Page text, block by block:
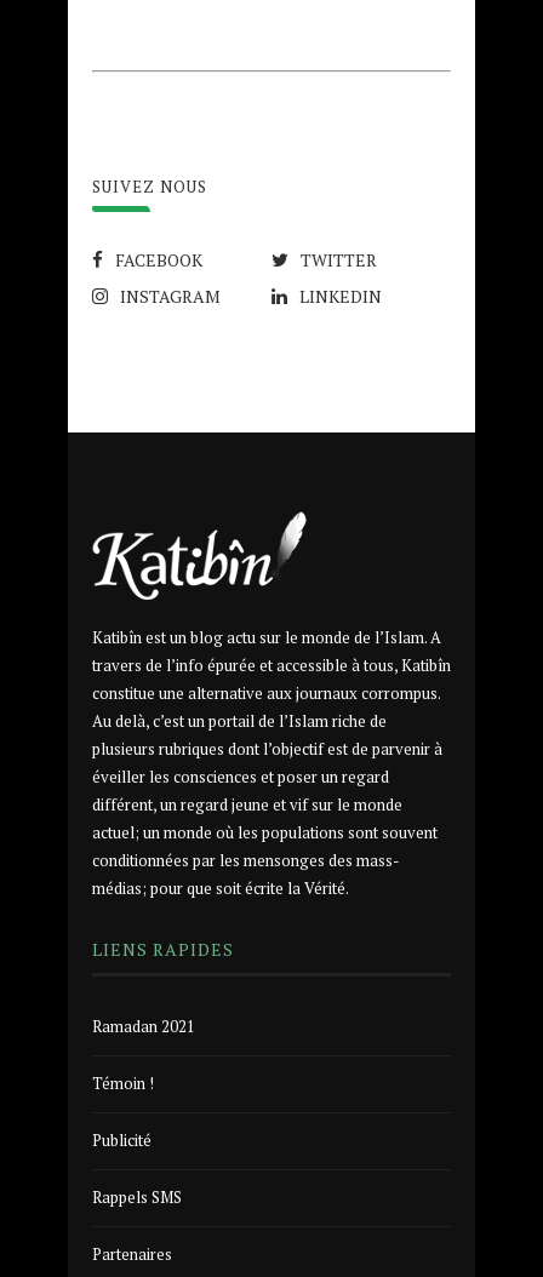
SUIVEZ NOUS
FACEBOOK
TWITTER
INSTAGRAM
LINKEDIN
Katibîn est un blog actu sur le monde de l’Islam. A
travers de l’info épurée et accessible à tous, Katibîn
constitue une alternative aux journaux corrompus.
Au delà, c’est un portail de l’Islam riche de
plusieurs rubriques dont l’objectif est de parvenir à
éveiller les consciences et poser un regard
différent, un regard jeune et vif sur le monde
actuel; un monde où les populations sont souvent
conditionnées par les mensonges des mass-
médias; pour que soit écrite la Vérité.
LIENS RAPIDES
Ramadan 2021
Témoin !
Publicité
Rappels SMS
Partenaires